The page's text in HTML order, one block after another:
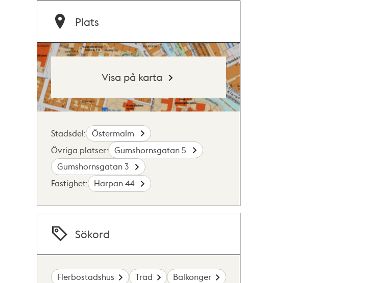
Plats
Visa på karta
Stadsdel:
Östermalm
Övriga platser:
Gumshornsgatan 5
Gumshornsgatan 3
Fastighet:
Harpan 44
Sökord
Flerbostadshus Träd
Balkonger